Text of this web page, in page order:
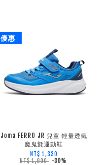
優惠
Joma FERRO JR 兒童 輕量透氣
魔鬼氈運動鞋
NT$ 1,330
NT$ 1,900 -30%